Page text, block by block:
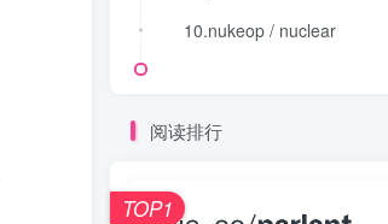
10.nukeop / nuclear
10.nukeop / nuclear
阅读排行
TOP1